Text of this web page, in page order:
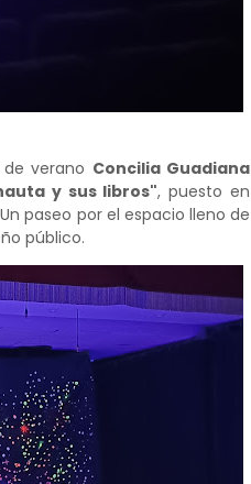
verano Concilia Guadiana
y sus libros", puesto en
paseo por el espacio lleno de
público.